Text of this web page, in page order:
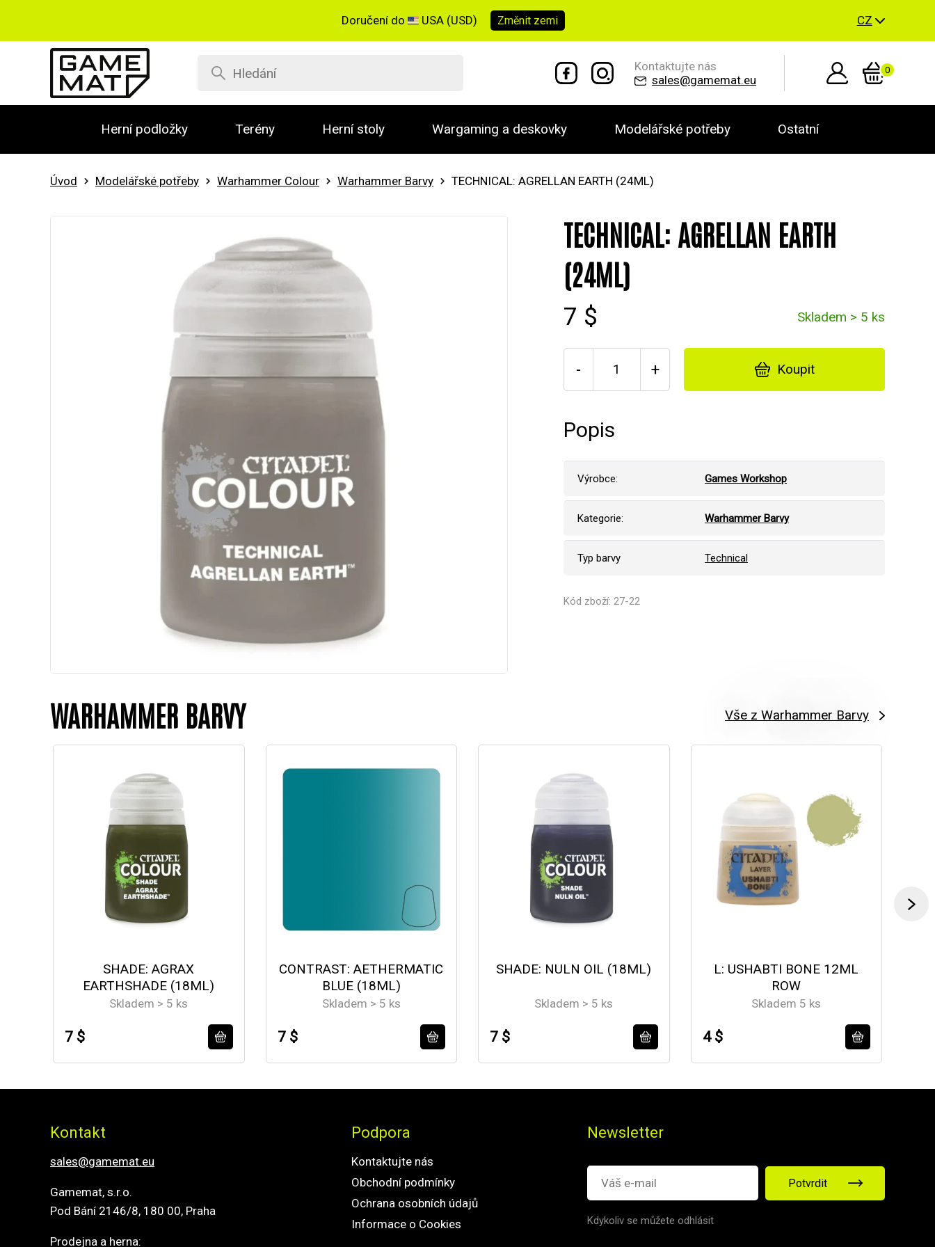
Doručení do USA (USD) Změnit zemi CZ
Kontaktujte nás
sales@gamemat.eu
0
Herní podložky Terény Herní stoly Wargaming a deskovky Modelářské potřeby Ostatní
Úvod Modelářské potřeby Warhammer Colour Warhammer Barvy TECHNICAL: AGRELLAN EARTH (24ML)
TECHNICAL: AGRELLAN EARTH
(24ML)
7 $ Skladem > 5 ks
- + Koupit
Popis
Výrobce: Games Workshop
Kategorie: Warhammer Barvy
Typ barvy Technical
Kód zboží: 27-22
WARHAMMER BARVY Vše z Warhammer Barvy
SHADE: AGRAX
EARTHSHADE (18ML)
Skladem > 5 ks
7 $
CONTRAST: AETHERMATIC
BLUE (18ML)
Skladem > 5 ks
7 $
SHADE: NULN OIL (18ML)
Skladem > 5 ks
7 $
L: USHABTI BONE 12ML
ROW
Skladem 5 ks
4 $
Kontakt
sales@gamemat.eu
Gamemat, s.r.o.
Pod Bání 2146/8, 180 00, Praha
Prodejna a herna:
Podpora
Kontaktujte nás
Obchodní podmínky
Ochrana osobních údajů
Informace o Cookies
Newsletter
Potvrdit
Kdykoliv se můžete odhlásit